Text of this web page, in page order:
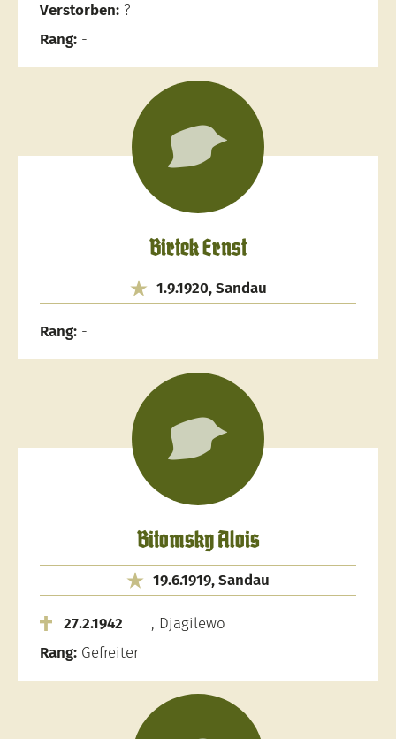
Verstorben: ?
Rang: -
Birtek Ernst
1.9.1920, Sandau
Rang: -
Bitomsky Alois
19.6.1919, Sandau
27.2.1942
, Djagilewo
Rang: Gefreiter